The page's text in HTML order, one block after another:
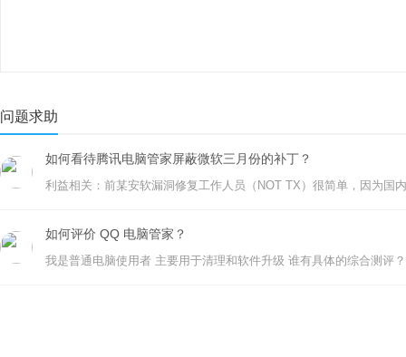
问题求助
如何看待腾讯电脑管家屏蔽微软三月份的补丁？
如何评价 QQ 电脑管家？